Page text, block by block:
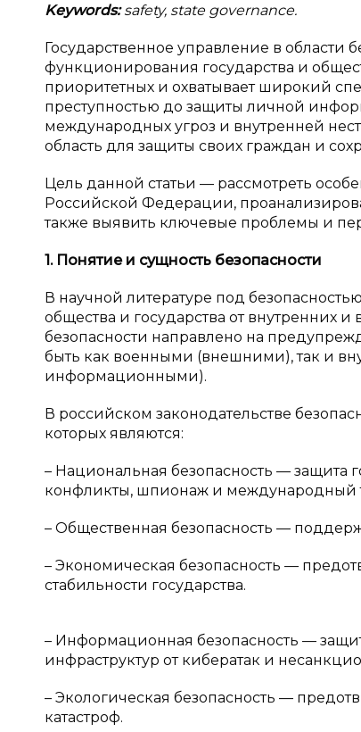
Keywords:safety, state governance.
Государственное управление в области
функционирования государства и
приоритетных и охватывает широкий
преступностью до защиты личной
международных угроз и внутренней
область для защиты своих граждан и
Цель данной статьи — рассмотреть
Российской Федерации,
также выявить ключевые проблемы и
1. Понятие и сущность безопасности
В научной литературе под
общества и государства от внутренних
безопасности направлено на
быть как военными (внешними), так и
информационными).
В российском законодательстве
которых являются:
– Национальная безопасность — защита
конфликты, шпионаж и международный
– Общественная безопасность —
– Экономическая безопасность —
стабильности государства.
– Информационная безопасность —
инфраструктур от кибератак и
– Экологическая безопасность —
катастроф.